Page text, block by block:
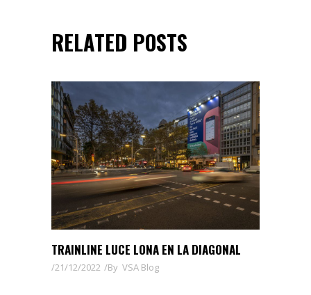
RELATED POSTS
TRAINLINE LUCE LONA EN LA DIAGONAL
21/12/2022 By VSA Blog